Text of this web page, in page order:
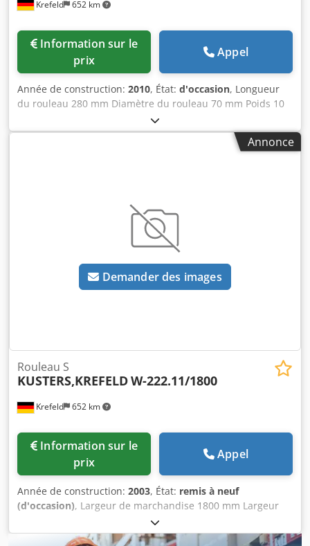
Krefeld 652 km
prix
Appel
Année de construction: 2010, État: d'occasion, Longueur
du rouleau 280 mm Diamètre du rouleau 70 mm Poids 10
kg 1 paire de guides de convoyeur de marchandises
usagées, Dsdpfsw Tdvbjx Akxjkr Pneumatique type KF 2020
Version gauche + droite, Le prix se réfère à 1 paireAnnonce
Demander des images
Krefeld 652 km
Rouleau S
KUSTERS,KREFELDW-222.11/1800
prix
Appel
Année de construction: 2003, État: remis à neuf
(d'occasion), Largeur de marchandise 1800 mm Largeur
du rouleau 2000 mm Diamètre 220 mm Garnissage :
caoutchouc souple Qualité du caoutchouc : R89, jaune